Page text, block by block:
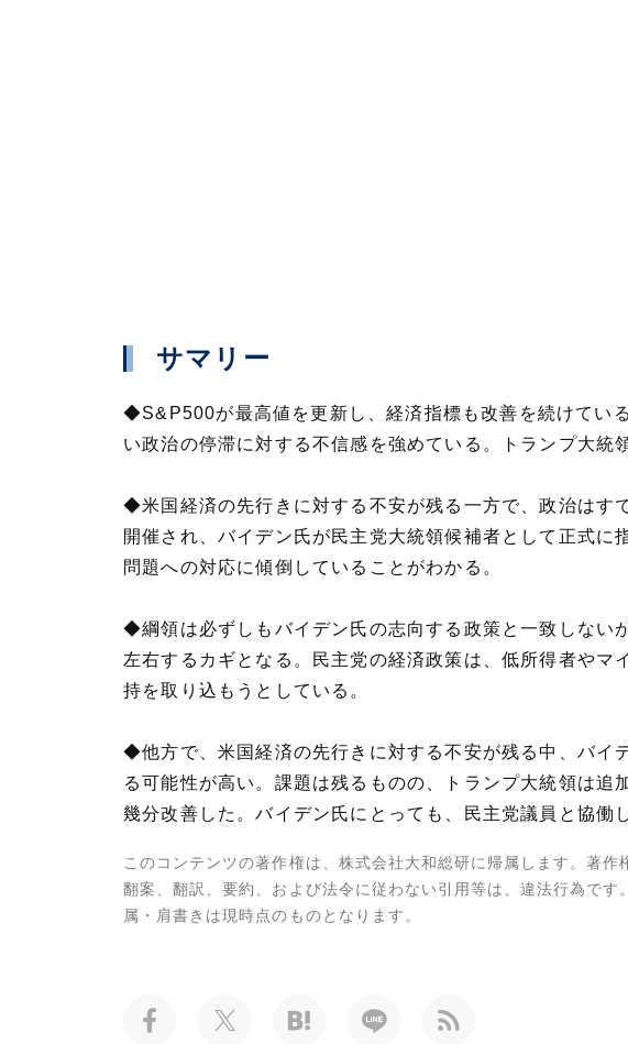
サマリー
◆S&P500が最高値を更新し、経済指標も改善を続けてい
い政治の停滞に対する不信感を強めている。トランプ大統
◆米国経済の先行きに対する不安が残る一方で、政治はす
開催され、バイデン氏が民主党大統領候補者として正式
問題への対応に傾倒していることがわかる。
◆綱領は必ずしもバイデン氏の志向する政策と一致しない
左右するカギとなる。民主党の経済政策は、低所得者や
持を取り込もうとしている。
◆他方で、米国経済の先行きに対する不安が残る中、バイ
る可能性が高い。課題は残るものの、トランプ大統領は
幾分改善した。バイデン氏にとっても、民主党議員と協働
このコンテンツの著作権は、株式会社大和総研に帰属します。著
翻案、翻訳、要約、および法令に従わない引用等は、違法行為で
属・肩書きは現時点のものとなります。